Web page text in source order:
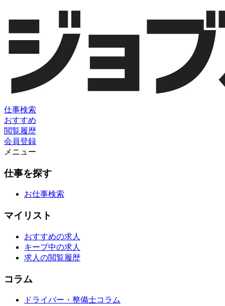
仕事検索
おすすめ
閲覧履歴
会員登録
メニュー
仕事を探す
お仕事検索
マイリスト
おすすめの求人
キープ中の求人
求人の閲覧履歴
コラム
ドライバー・整備士コラム